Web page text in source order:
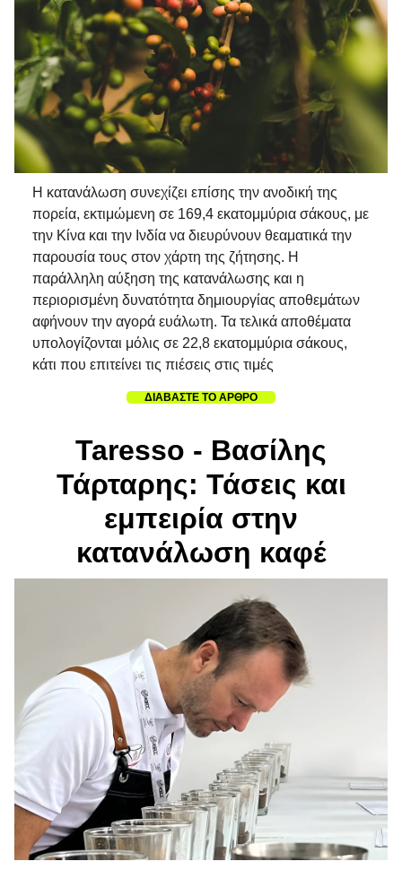
Η κατανάλωση συνεχίζει επίσης την ανοδική της
πορεία, εκτιμώμενη σε 169,4 εκατομμύρια σάκους, με
την Κίνα και την Ινδία να διευρύνουν θεαματικά την
παρουσία τους στον χάρτη της ζήτησης. Η
παράλληλη αύξηση της κατανάλωσης και η
περιορισμένη δυνατότητα δημιουργίας αποθεμάτων
αφήνουν την αγορά ευάλωτη. Τα τελικά αποθέματα
υπολογίζονται μόλις σε 22,8 εκατομμύρια σάκους,
κάτι που επιτείνει τις πιέσεις στις τιμές
ΔΙΑΒΑΣΤΕ ΤΟ ΑΡΘΡΟ
Taresso - Βασίλης
Τάρταρης: Τάσεις και
εμπειρία στην
κατανάλωση καφέ